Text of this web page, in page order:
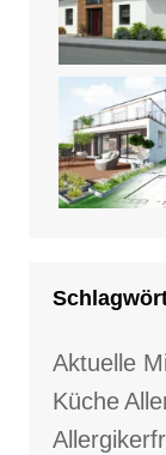
Aktuelle
Küche